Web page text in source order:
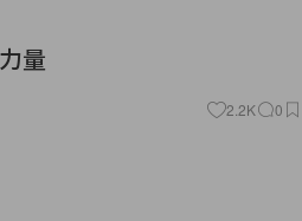
量
2.2K 0